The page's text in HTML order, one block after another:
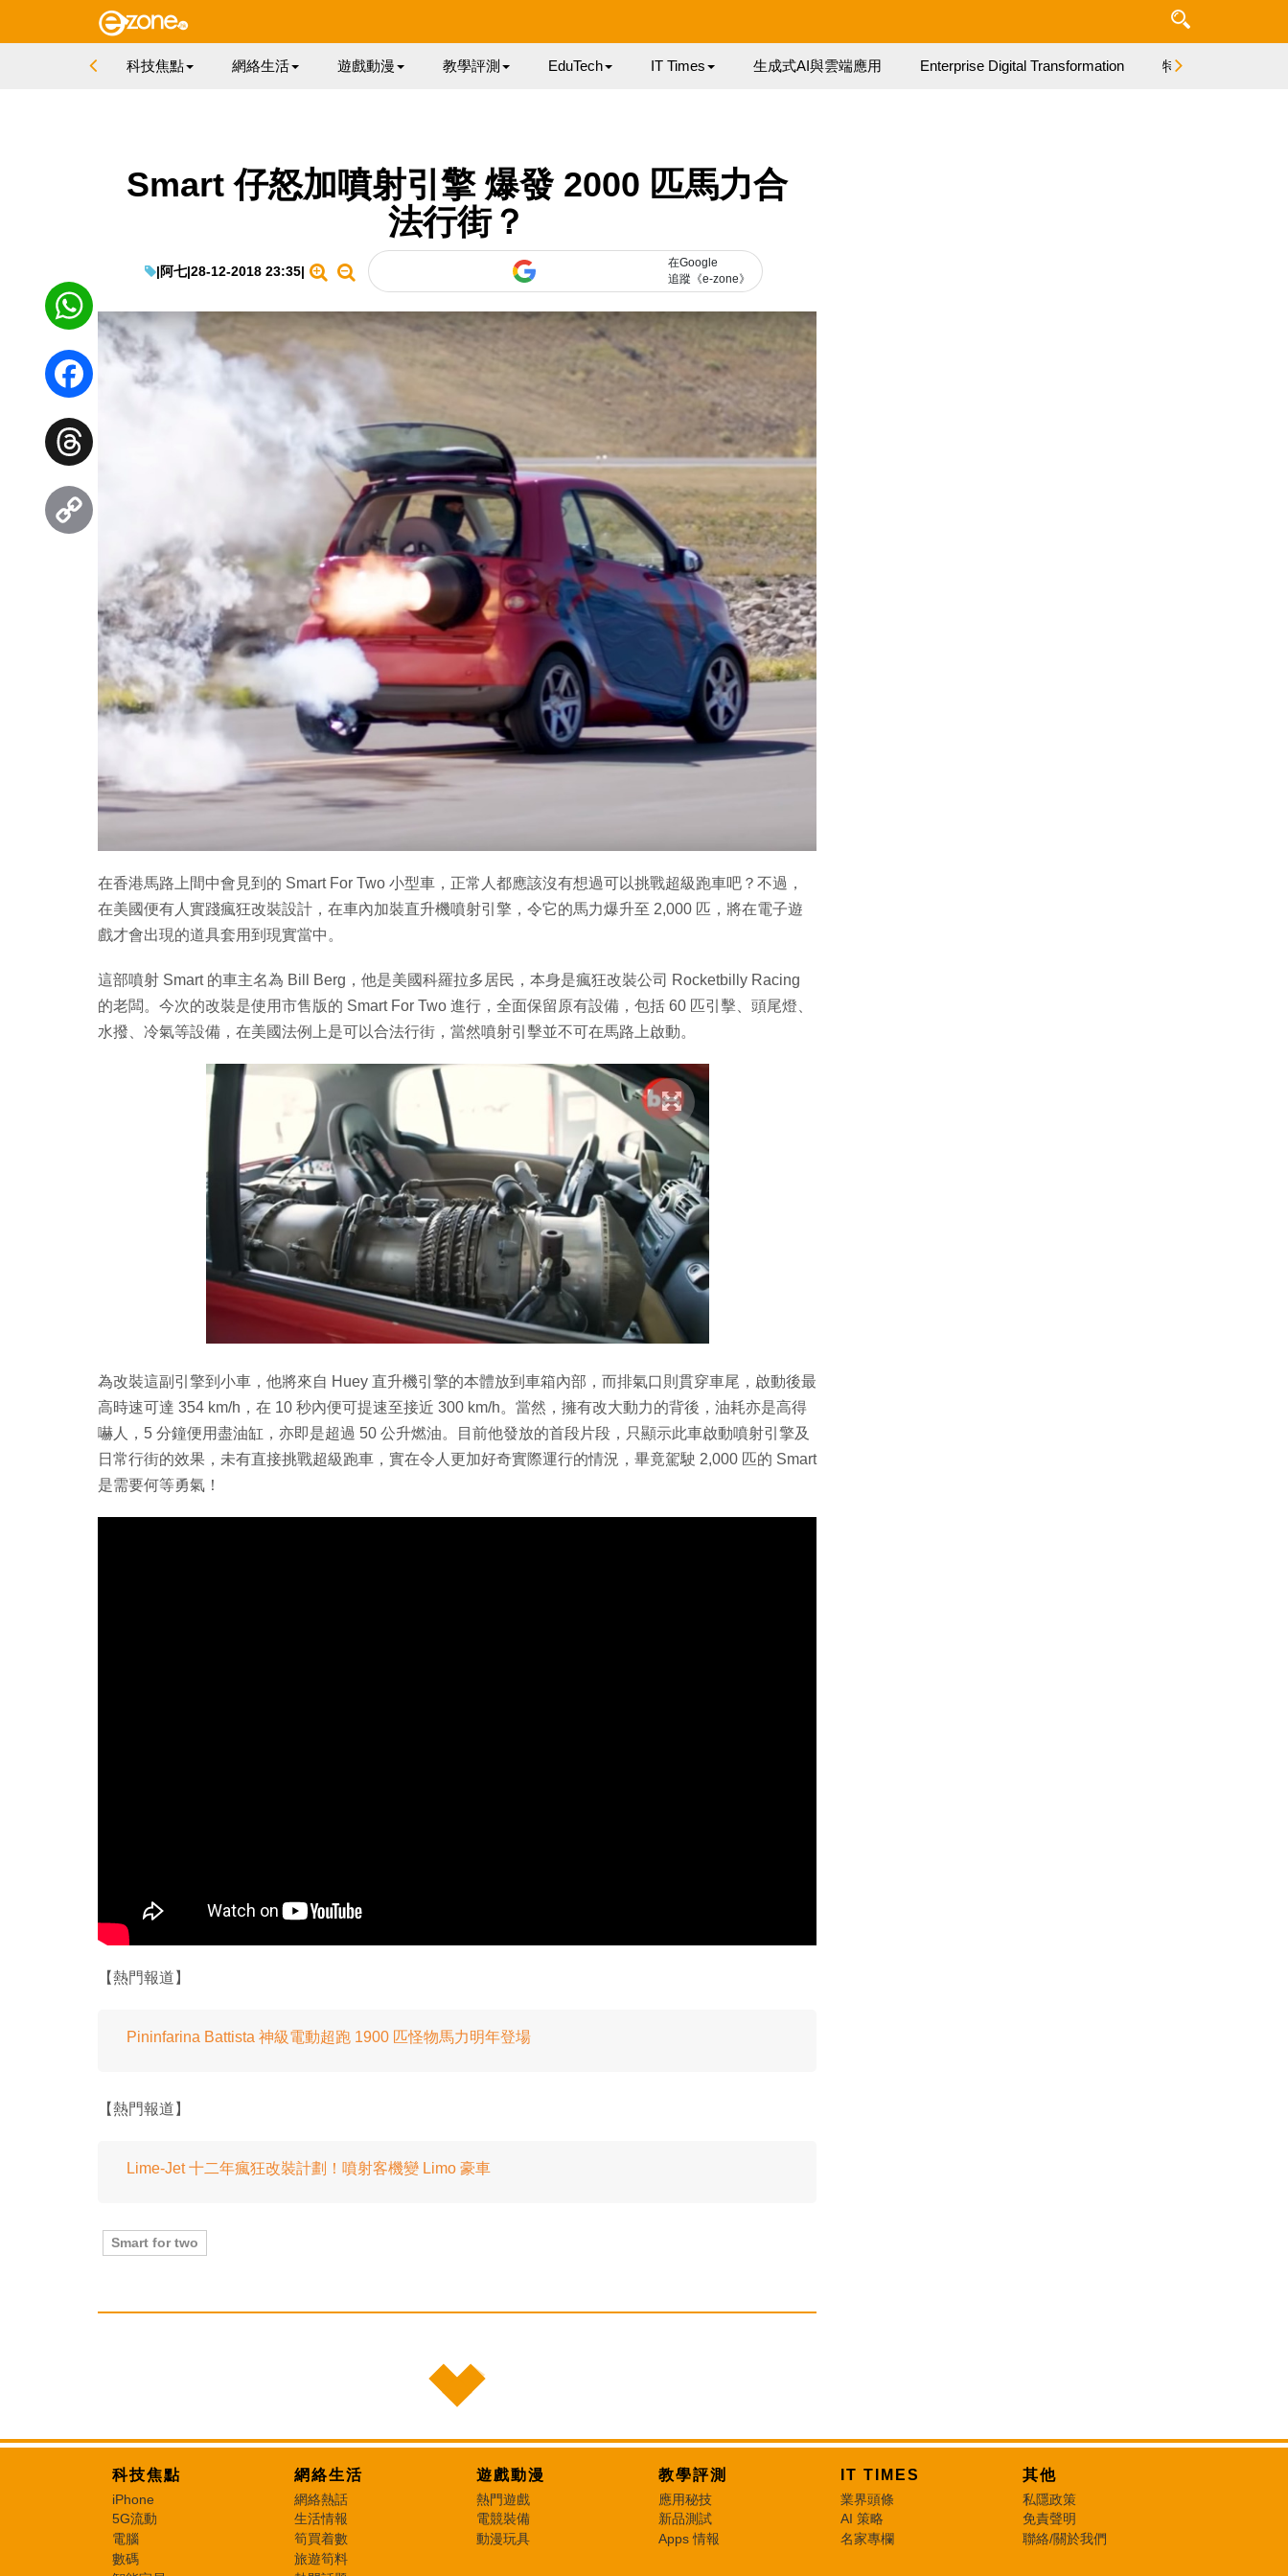
科技焦點 網絡生活 遊戲動漫 教學評測 EduTech IT Times 生成式AI與雲端應用 Enterprise Digital Transformation 特集
Smart 仔怒加噴射引擎 爆發 2000 匹馬力合
法行街？
|阿七|28-12-2018 23:35|
在Google
追蹤《e-zone》
在香港馬路上間中會見到的 Smart For Two 小型車，正常人都應該沒有想過可以挑戰超級跑車吧？不過，
在美國便有人實踐瘋狂改裝設計，在車內加裝直升機噴射引擎，令它的馬力爆升至 2,000 匹，將在電子遊
戲才會出現的道具套用到現實當中。
這部噴射 Smart 的車主名為 Bill Berg，他是美國科羅拉多居民，本身是瘋狂改裝公司 Rocketbilly Racing
的老闆。今次的改裝是使用市售版的 Smart For Two 進行，全面保留原有設備，包括 60 匹引擊、頭尾燈、
水撥、冷氣等設備，在美國法例上是可以合法行街，當然噴射引擊並不可在馬路上啟動。
為改裝這副引擎到小車，他將來自 Huey 直升機引擎的本體放到車箱內部，而排氣口則貫穿車尾，啟動後最
高時速可達 354 km/h，在 10 秒內便可提速至接近 300 km/h。當然，擁有改大動力的背後，油耗亦是高得
嚇人，5 分鐘便用盡油缸，亦即是超過 50 公升燃油。目前他發放的首段片段，只顯示此車啟動噴射引擎及
日常行街的效果，未有直接挑戰超級跑車，實在令人更加好奇實際運行的情況，畢竟駕駛 2,000 匹的 Smart
是需要何等勇氣！
【熱門報道】
Pininfarina Battista 神級電動超跑 1900 匹怪物馬力明年登場
【熱門報道】
Lime-Jet 十二年瘋狂改裝計劃！噴射客機變 Limo 豪車
Smart for two
WhatsApp
Facebook
Threads
科技焦點
iPhone
5G流動
電腦
數碼
網絡生活
網絡熱話
生活情報
筍買着數
旅遊筍料
遊戲動漫
熱門遊戲
電競裝備
動漫玩具
教學評測
應用秘技
新品測試
Apps 情報
IT TIMES
業界頭條
AI 策略
名家專欄
其他
私隱政策
免責聲明
聯絡/關於我們